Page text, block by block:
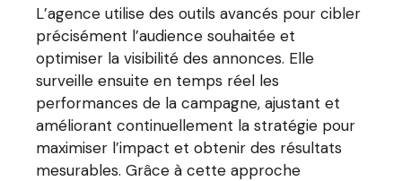
L’agence utilise des outils avancés pour cibler
précisément l’audience souhaitée et
optimiser la visibilité des annonces. Elle
surveille ensuite en temps réel les
performances de la campagne, ajustant et
améliorant continuellement la stratégie pour
maximiser l’impact et obtenir des résultats
mesurables. Grâce à cette approche